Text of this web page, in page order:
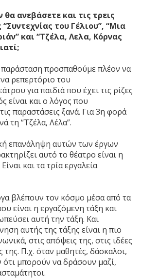
θα ανεβάσετε και τις τρεις
του Γέλιου”, “Μια
και “Τζέλα, Λελα, Κόρνας
προσπαθούμε πλέον να
ρεπερτόριο του
για παιδιά που έχει τις ρίζες
είναι και ο λόγος που
παραστάσεις ξανά. Για 3η φορά
τη “Τζέλα, Λέλα”.
επανάληψη αυτών των έργων
αυτό το θέατρο είναι η
και τα τρία εργαλεία
βλέπουν τον κόσμο μέσα από τα
είναι η εργαζόμενη τάξη και
αυτή την τάξη. Και
αυτής της τάξης είναι η πιο
στις απόψεις της, στις ιδέες
της. Π.χ. όταν μαθητές, δάσκαλοι,
ότι μπορούν να δράσουν μαζί,